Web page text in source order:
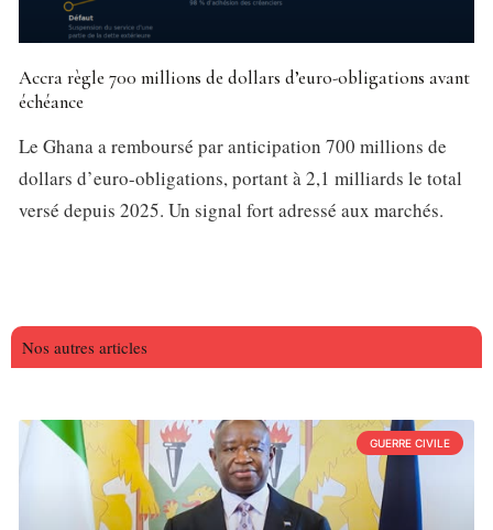
Accra règle 700 millions de dollars d’euro-obligations avant
échéance
Le Ghana a remboursé par anticipation 700 millions de
dollars d’euro-obligations, portant à 2,1 milliards le total
versé depuis 2025. Un signal fort adressé aux marchés.
Nos autres articles
GUERRE CIVILE